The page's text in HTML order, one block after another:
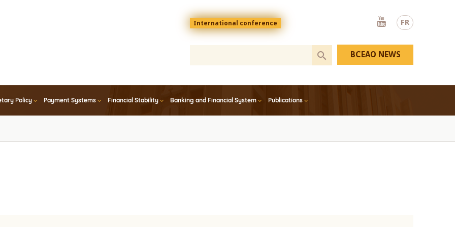
FR
Menu
top
En
International conference
Youtube
Policy Payment Systems Financial Stability Banking and Financial System Publications
BCEAO NEWS